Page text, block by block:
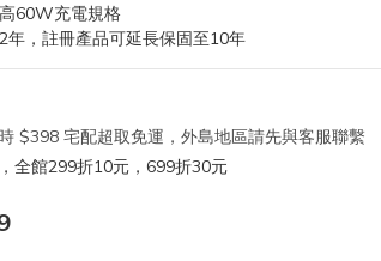
60W充電規格
年，註冊產品可延長保固至10年
$398 宅配超取免運，外島地區請先與客服聯繫
全館299折10元，699折30元